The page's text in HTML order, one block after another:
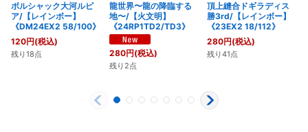
ボルシャック大河ルピ
ア/【レインボー】
《DM24EX2 58/100》
120円(税込)
残り18点
龍世界〜龍の降臨する
地〜/【火文明】
《24RP1TD2/TD3》
280円(税込)
残り2点
頂上縫合ドギラディス
勝3rd/【レインボー】
《23EX2 18/112》
280円(税込)
残り41点